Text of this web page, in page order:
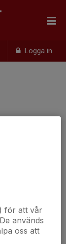
Logga in
för att vår
används
oss att